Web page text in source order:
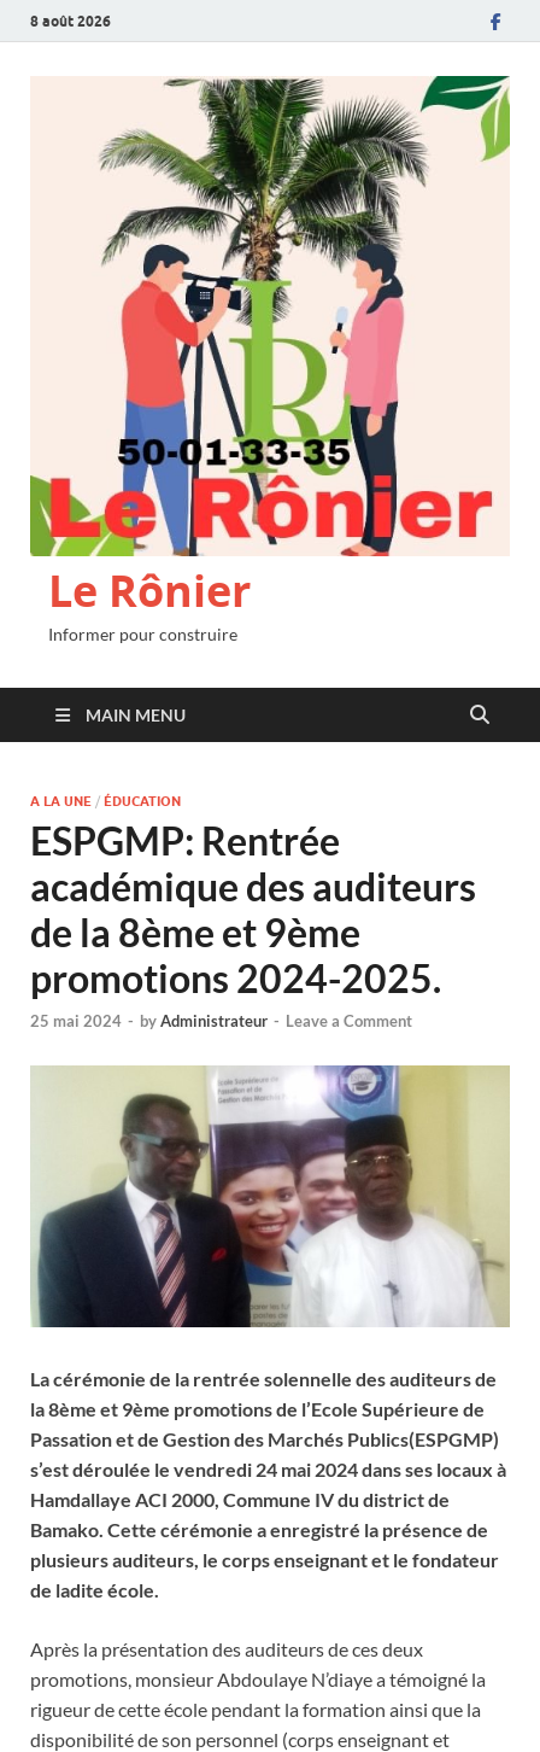
8 août 2026
Le Rônier
Informer pour construire
MAIN MENU
A LA UNE / ÉDUCATION
ESPGMP: Rentrée
académique des auditeurs
de la 8ème et 9ème
promotions 2024-2025.
25 mai 2024 - byAdministrateur - Leave a Comment
La cérémonie de la rentrée solennelle des auditeurs de
la 8ème et 9ème promotions de l’Ecole Supérieure de
Passation et de Gestion des Marchés Publics(ESPGMP)
s’est déroulée le vendredi 24 mai 2024 dans ses locaux à
Hamdallaye ACI 2000, Commune IV du district de
Bamako. Cette cérémonie a enregistré la présence de
plusieurs auditeurs, le corps enseignant et le fondateur
de ladite école.
Après la présentation des auditeurs de ces deux
promotions, monsieur Abdoulaye N’diaye a témoigné la
rigueur de cette école pendant la formation ainsi que la
disponibilité de son personnel (corps enseignant et